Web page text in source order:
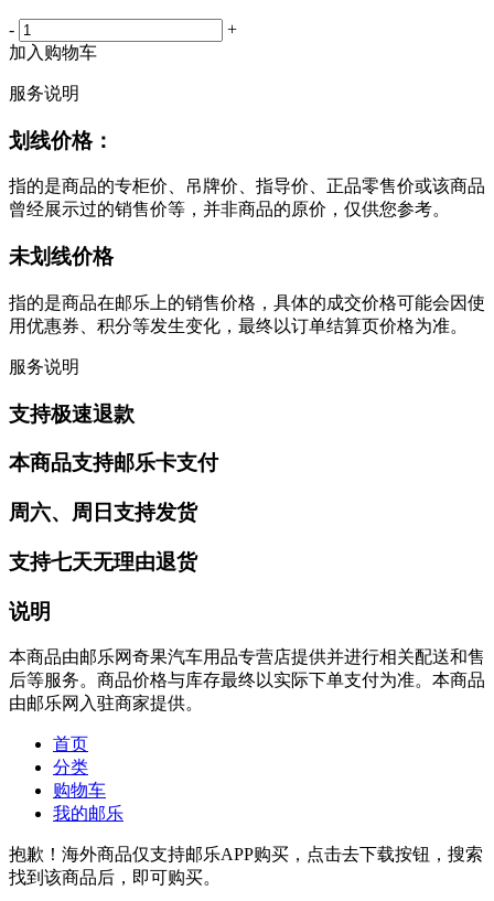
-
+
加入购物车
服务说明
划线价格：
指的是商品的专柜价、吊牌价、指导价、正品零售价或该商品
曾经展示过的销售价等，并非商品的原价，仅供您参考。
未划线价格
指的是商品在邮乐上的销售价格，具体的成交价格可能会因使
用优惠券、积分等发生变化，最终以订单结算页价格为准。
服务说明
支持极速退款
本商品支持邮乐卡支付
周六、周日支持发货
支持七天无理由退货
说明
本商品由邮乐网奇果汽车用品专营店提供并进行相关配送和售
后等服务。商品价格与库存最终以实际下单支付为准。本商品
由邮乐网入驻商家提供。
首页
分类
购物车
我的邮乐
抱歉！海外商品仅支持邮乐APP购买，点击去下载按钮，搜索
找到该商品后，即可购买。